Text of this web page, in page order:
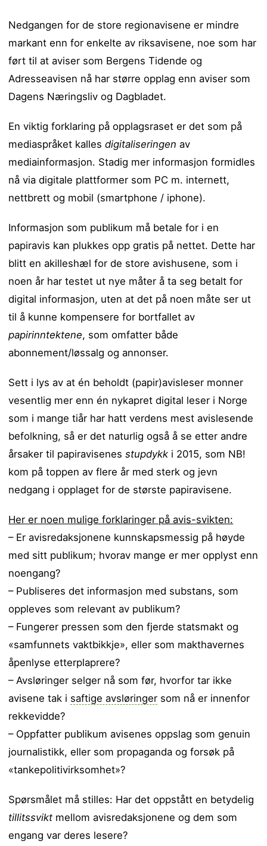
Nedgangen for de store regionavisene er mindre
markant enn for enkelte av riksavisene, noe som har
ført til at aviser som Bergens Tidende og
Adresseavisen nå har større opplag enn aviser som
Dagens Næringsliv og Dagbladet.
En viktig forklaring på opplagsraset er det som på
mediaspråket kallesdigitaliseringen av
mediainformasjon. Stadig mer informasjon formidles
nå via digitale plattformer som PC m. internett,
nettbrett og mobil (smartphone / iphone).
Informasjon som publikum må betale for i en
papiravis kan plukkes opp gratis på nettet. Dette har
blitt en akilleshæl for de store avishusene, som i
noen år har testet ut nye måter å ta seg betalt for
digital informasjon, uten at det på noen måte ser ut
til å kunne kompensere for bortfallet av
papirinntektene, som omfatter både
abonnement/løssalg og annonser.
Sett i lys av at én beholdt (papir)avisleser monner
vesentlig mer enn én nykapret digital leser i Norge
som i mange tiår har hatt verdens mest avislesende
befolkning, så er det naturlig også å se etter andre
årsaker til papiravisenesstupdykk i 2015, som NB!
kom på toppen av flere år med sterk og jevn
nedgang i opplaget for de største papiravisene.
Her er noen mulige forklaringer på avis-svikten:
– Er avisredaksjonene kunnskapsmessig på høyde
med sitt publikum; hvorav mange er mer opplyst enn
noengang?
– Publiseres det informasjon med substans, som
oppleves som relevant av publikum?
– Fungerer pressen som den fjerde statsmakt og
«samfunnets vaktbikkje», eller som makthavernes
åpenlyse etterplaprere?
– Avsløringer selger nå som før, hvorfor tar ikke
avisene tak i saftige avsløringer som nå er innenfor
rekkevidde?
– Oppfatter publikum avisenes oppslag som genuin
journalistikk, eller som propaganda og forsøk på
«tankepolitivirksomhet»?
Spørsmålet må stilles: Har det oppstått en betydelig
tillitssvikt mellom avisredaksjonene og dem som
engang var deres lesere?